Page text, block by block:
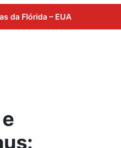
da Flórida – EUA